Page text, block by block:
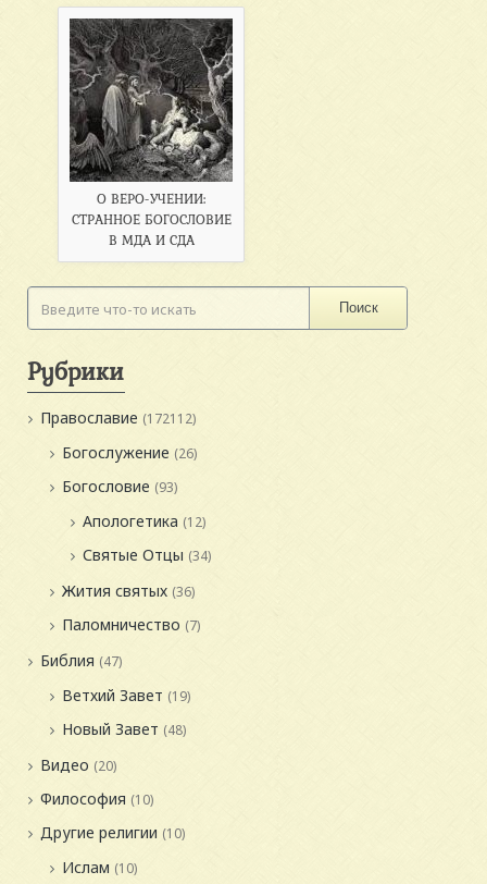
О ВЕРО-УЧЕНИИ:
СТРАННОЕ БОГОСЛОВИЕ
В МДА И СДА
Поиск
Рубрики
Православие (172112)
Богослужение (26)
Богословие (93)
Апологетика (12)
Святые Отцы (34)
Жития святых (36)
Паломничество (7)
Библия (47)
Ветхий Завет (19)
Новый Завет (48)
Видео (20)
Философия (10)
Другие религии (10)
Ислам (10)